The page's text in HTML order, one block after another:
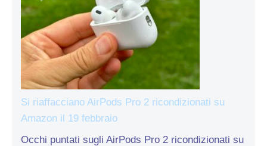
Si riaffacciano AirPods Pro 2 ricondizionati su
Amazon il 19 febbraio
Occhi puntati sugli AirPods Pro 2 ricondizionati su